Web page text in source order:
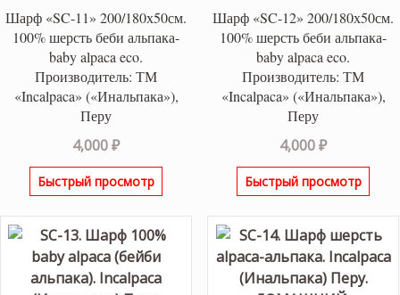
Шарф «SC-11» 200/180х50см.
100% шерсть беби альпака-
baby alpaca eco.
Производитель: ТМ
«Incalpaca» («Инальпака»),
Перу
4,000₽
Быстрый просмотр
Шарф «SC-12» 200/180х50см.
100% шерсть беби альпака-
baby alpaca eco.
Производитель: ТМ
«Incalpaca» («Инальпака»),
Перу
4,000₽
Быстрый просмотр